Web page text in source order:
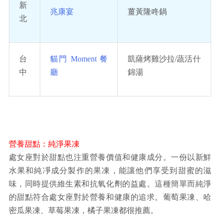
新
北
兆康宴 薑黃隆咚鍋
台
中
貓門 Moment 餐
廳
凱薩烤雞沙拉/蔬活什
錦湯
營養甜點：純淨果凍
處女座對於甜點也注重營養價值和健康成分。一份以新鮮
水果和純凈成分製作的果凍，能讓他們享受到甜蜜的滋
味，同時提供維生素和抗氧化劑的益處。這種簡單而純淨
的甜點符合處女座對於營養和健康的追求。葡萄果凍、哈
密瓜果凍、草莓果凍，橘子果凍都很推薦。